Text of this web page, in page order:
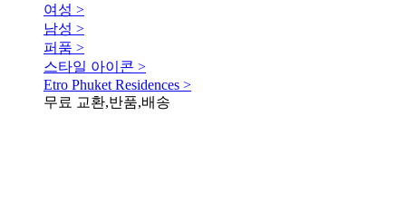
여성 >
남성 >
퍼품 >
스타일 아이콘 >
Etro Phuket Residences >
무료 교환,반품,배송